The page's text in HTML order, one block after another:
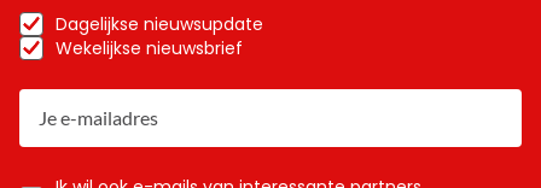
Dagelijkse nieuwsupdate
Wekelijkse nieuwsbrief